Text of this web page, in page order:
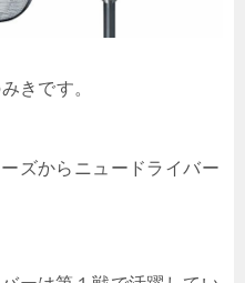
きです。
ズからニュードライバー